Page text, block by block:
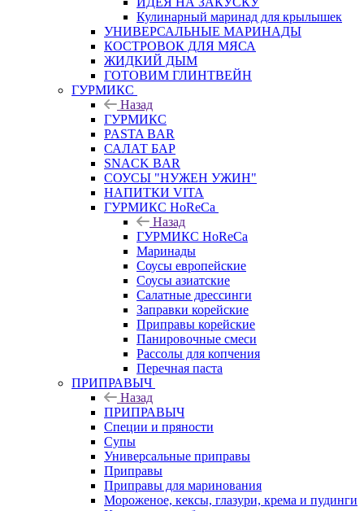
Кулинарный маринад для крылышек
УНИВЕРСАЛЬНЫЕ МАРИНАДЫ
КОСТРОВОК ДЛЯ МЯСА
ЖИДКИЙ ДЫМ
ГОТОВИМ ГЛИНТВЕЙН
ГУРМИКС
Назад
ГУРМИКС
PASTA BAR
САЛАТ БАР
SNACK BAR
СОУСЫ "НУЖЕН УЖИН"
НАПИТКИ VITA
ГУРМИКС HoReCa
Назад
ГУРМИКС HoReCa
Маринады
Соусы европейские
Соуcы азиатские
Салатные дрессинги
Заправки корейские
Приправы корейские
Панировочные смеси
Рассолы для копчения
Перечная паста
ПРИПРАВЫЧ
Назад
ПРИПРАВЫЧ
Специи и пряности
Супы
Универсальные приправы
Приправы
Приправы для маринования
Мороженое, кексы, глазури, крема и пудинги